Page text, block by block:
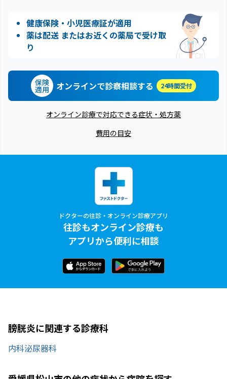
健康保険・小児医療証が適用
薬は配送 またはお近くの薬局で受け取
り
保険
適用 オンラインで診察相談する 24時間受付
オンライン診療で対応できる症状・処方薬
費用の目安
ドクターの往診・オンライン診療アプリ
往診もオンライン診療も
アプリから便利に相談
膀胱炎に関連する診療科
内科泌尿器科